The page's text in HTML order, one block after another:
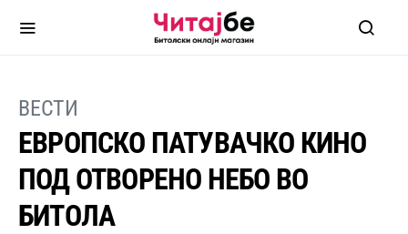
ВЕСТИ
ЕВРОПСКО ПАТУВАЧКО КИНО
ПОД ОТВОРЕНО НЕБО ВО
БИТОЛА